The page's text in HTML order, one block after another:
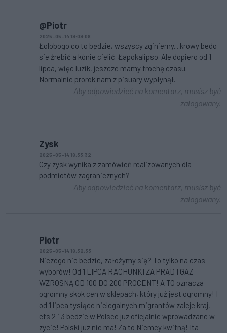
@Piotr
2025-05-14 19:09:08
Łolobogo co to będzie, wszyscy zginiemy... krowy bedo
sie źrebić a kónie cielić. Łapokalipso. Ale dopiero od 1
lipca, więc luzik, jeszcze mamy trochę czasu.
Normalnie prorok nam z pisuary wypłynął.
Aby odpowiedzieć na komentarz, musisz być
zalogowany.
Zysk
2025-05-14 18:33:32
Czy zysk wynika z zamówień realizowanych dla
podmiotów zagranicznych?
Aby odpowiedzieć na komentarz, musisz być
zalogowany.
Piotr
2025-05-14 18:32:33
Niczego nie bedzie, założymy się? To tylko na czas
wyborów! Od 1 LIPCA RACHUNKI ZA PRĄD I GAZ
WZROSNĄ OD 100 DO 200 PROCENT! A TO oznacza
ogromny skok cen w sklepach, który już jest ogromny! I
od 1 lipca tysiące nielegalnych migrantów zaleje kraj,
ets 2 i 3 bedzie w Polsce juz oficjalnie wprowadzane w
zycie! Polski juz nie ma! Za to Niemcy kwitną! Ita